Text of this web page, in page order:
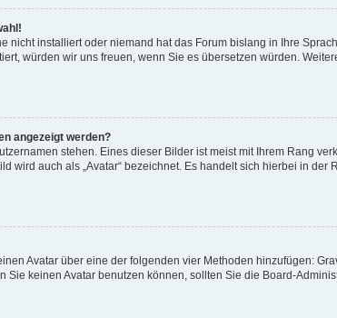
nicht installiert oder niemand hat das Forum bislang in Ihre
würden wir uns freuen, wenn Sie es übersetzen würden.
angezeigt werden?
stehen. Eines dieser Bilder ist meist mit Ihrem Rang
wird auch als „Avatar“ bezeichnet. Es handelt sich hierbei in
Avatar über eine der folgenden vier Methoden hinzufügen:
Sie keinen Avatar benutzen können, sollten Sie die Board-